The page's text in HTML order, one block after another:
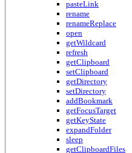
pasteLink
rename
renameReplace
open
getWildcard
refresh
getClipboard
setClipboard
getDirectory
setDirectory
addBookmark
getFocusTarget
getKeyState
expandFolder
sleep
getClipboardFiles